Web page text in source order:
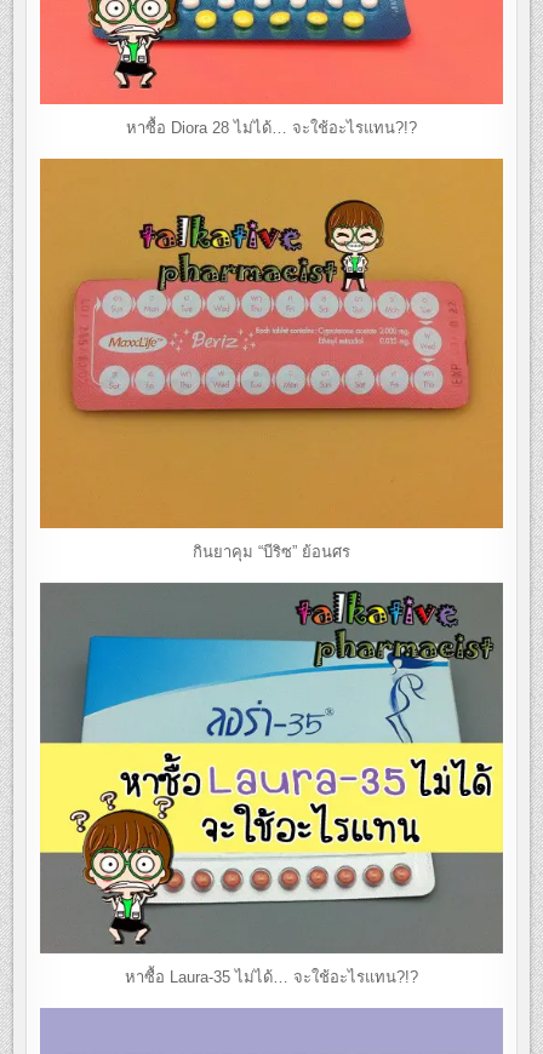
หาซื้อ Diora 28 ไม่ได้… จะใช้อะไรแทน?!?
กินยาคุม “บีริซ” ย้อนศร
หาซื้อ Laura-35 ไม่ได้… จะใช้อะไรแทน?!?